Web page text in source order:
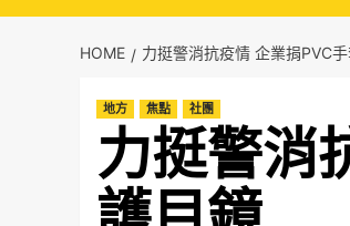
HOME 力挺警消抗疫情 企業捐PVC
地方 焦點 社團
力挺警消